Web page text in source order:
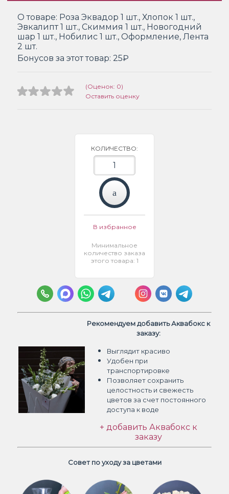
О товаре: Роза Эквадор 1 шт., Хлопок 1 шт.,
Эвкалипт 1 шт., Скиммия 1 шт., Новогодний
шар 1 шт., Нобилис 1 шт., Оформление, Лента
2 шт.
Бонусов за этот товар: 25₽
(Оценок: 0)
Оставить оценку
КОЛИЧЕСТВО:
В избранное
Минимальное
количество заказа
этого товара: 1
Рекомендуем добавить Аквабокс к
заказу:
Выглядит красиво
Удобен при
транспортировке
Позволяет сохранить
целостность и свежесть
цветов за счет постоянного
доступа к воде
+ добавить Аквабокс к
заказу
Совет по уходу за цветами